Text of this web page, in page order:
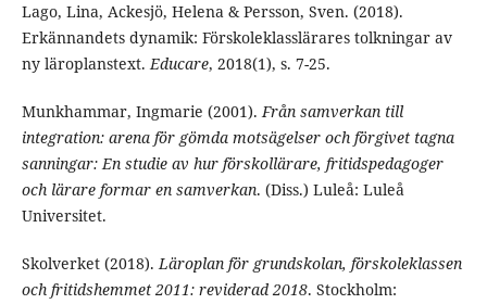
Lago, Lina, Ackesjö, Helena & Persson, Sven. (2018).
Erkännandets dynamik: Förskoleklasslärares tolkningar av
ny läroplanstext.Educare, 2018(1), s. 7-25.
Munkhammar, Ingmarie (2001).Från samverkan till
integration: arena för gömda motsägelser och förgivet tagna
sanningar: En studie av hur förskollärare, fritidspedagoger
och lärare formar en samverkan. (Diss.) Luleå: Luleå
Universitet.
Skolverket (2018).Läroplan för grundskolan, förskoleklassen
och fritidshemmet 2011: reviderad 2018. Stockholm: